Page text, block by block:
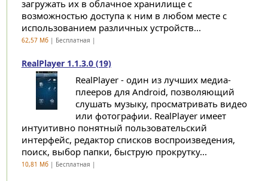
загружать их в облачное хранилище с
возможностью доступа к ним в любом месте с
использованием различных устройств...
62,57 Мб| Бесплатная |
RealPlayer 1.1.3.0 (19)
RealPlayer - один из лучших медиа-
плееров для Android, позволяющий
слушать музыку, просматривать видео
или фотографии. RealPlayer имеет
интуитивно понятный пользовательский
интерфейс, редактор списков воспроизведения,
поиск, выбор папки, быструю прокрутку...
10,81 Мб| Бесплатная |